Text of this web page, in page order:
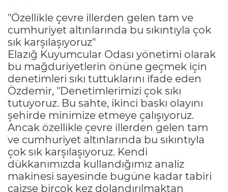
"Özellikle çevre illerden gelen tam ve
cumhuriyet altınlarında bu sıkıntıyla çok
sık karşılaşıyoruz"
Elazığ Kuyumcular Odası yönetimi olarak
bu mağduriyetlerin önüne geçmek için
denetimleri sıkı tuttuklarını ifade eden
Özdemir, "Denetimlerimizi çok sıkı
tutuyoruz. Bu sahte, ikinci baskı olayını
şehirde minimize etmeye çalışıyoruz.
Ancak özellikle çevre illerden gelen tam
ve cumhuriyet altınlarında bu sıkıntıyla
çok sık karşılaşıyoruz. Kendi
dükkanımızda kullandığımız analiz
makinesi sayesinde bugüne kadar tabiri
caizse birçok kez dolandırılmaktan